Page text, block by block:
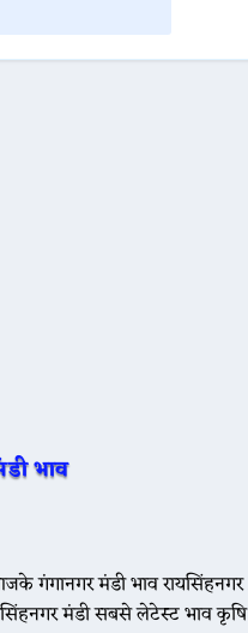
भाव
गंगानगर मंडी भाव
मंडी सबसे लेटेस्ट भाव